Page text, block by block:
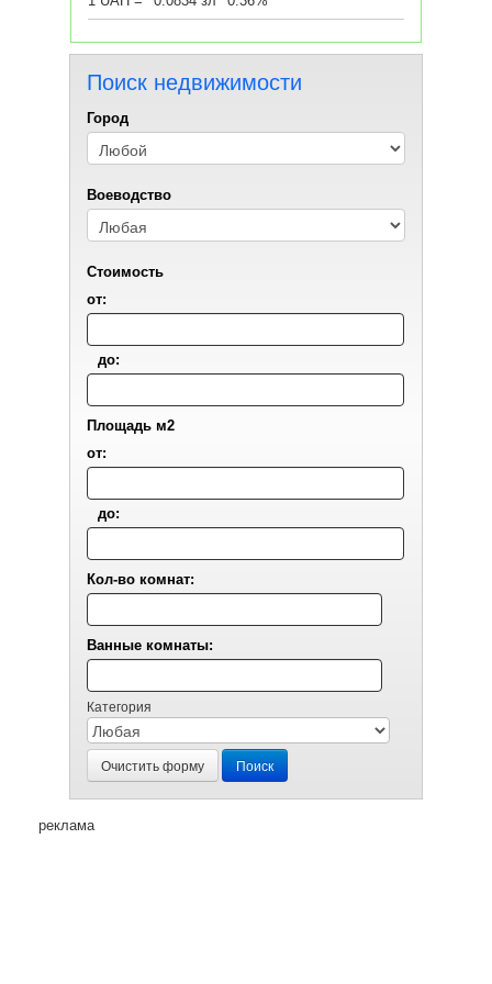
Поиск недвижимости
Город
Воеводствo
Стоимость
от:
до:
Площадь м2
от:
до:
Кол-во комнат:
Ванные комнаты:
Категория
Очистить форму Поиск
реклама